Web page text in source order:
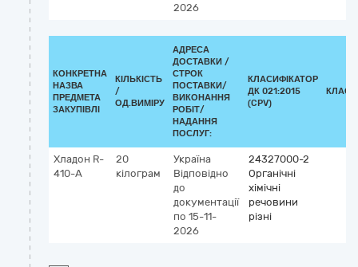
2026
КОНКРЕТНА
НАЗВА
ПРЕДМЕТА
ЗАКУПІВЛІ
КІЛЬКІСТЬ
/
ОД.ВИМІРУ
АДРЕСА
ДОСТАВКИ /
СТРОК
ПОСТАВКИ/
ВИКОНАННЯ
РОБІТ/
НАДАННЯ
ПОСЛУГ:
КЛАСИФІКАТОР
ДК 021:2015
(CPV)
Хладон R-
410-А
20
кілограм
Україна
Відповідно
до
документації
по 15-11-
2026
24327000-2
Органічні
хімічні
речовини
різні